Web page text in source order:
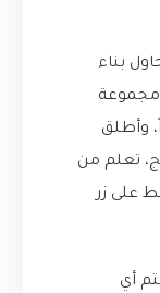
بناء
مجموعة
وأطلق
تعلم من
على زر
أي